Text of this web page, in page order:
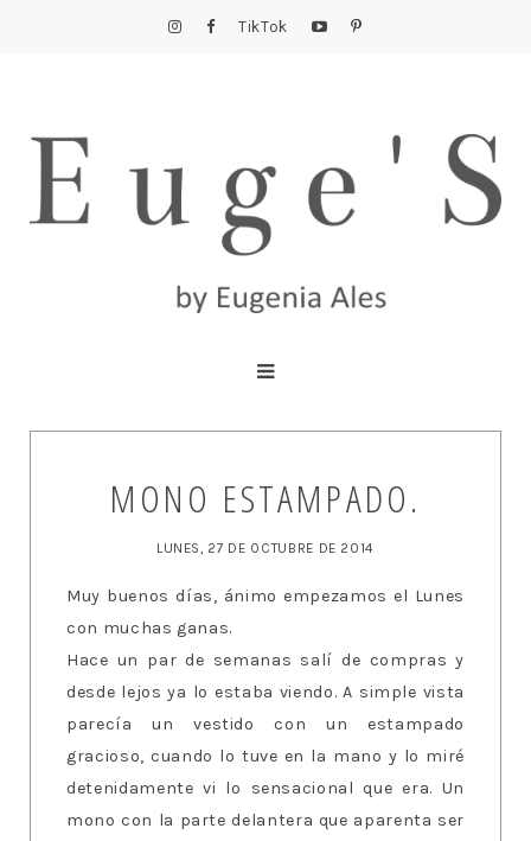
TikTok
MONO ESTAMPADO.
LUNES, 27 DE OCTUBRE DE 2014
Muy buenos días, ánimo empezamos el Lunes
con muchas ganas.
Hace un par de semanas salí de compras y
desde lejos ya lo estaba viendo. A simple vista
parecía un vestido con un estampado
gracioso, cuando lo tuve en la mano y lo miré
detenidamente vi lo sensacional que era. Un
mono con la parte delantera que aparenta ser